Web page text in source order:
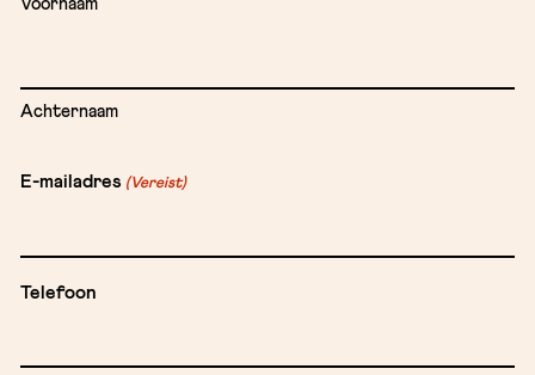
Voornaam
Achternaam
E-mailadres (Vereist)
Telefoon